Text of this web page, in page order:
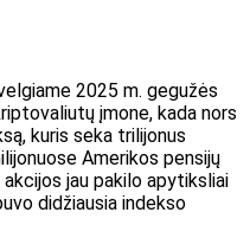
2025 m. gegužės
įmone, kada nors
kuris seka trilijonus
Amerikos pensijų
jau pakilo apytiksliai
didžiausia indekso